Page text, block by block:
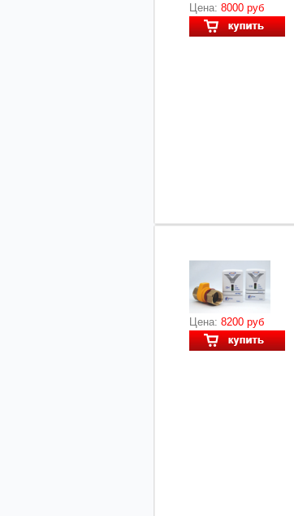
Цена: 8000 руб
Цена: 8200 руб